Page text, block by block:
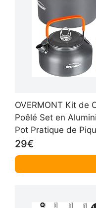
OVERMONT Kit de
Poêlé Set en
Pot Pratique de
Théière pour
29€